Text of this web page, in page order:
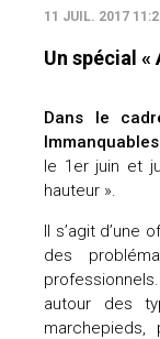
11 JUIL. 2017
Un spécial «
Dans le
Immanquables
le 1er juin et
hauteur ».
Il s’agit d’une
des
autour des
marchepieds,